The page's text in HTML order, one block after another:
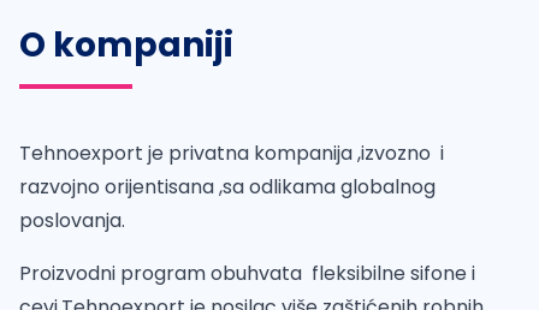
O kompaniji
Tehnoexport je privatna kompanija ,izvozno i
razvojno orijentisana ,sa odlikama globalnog
poslovanja.
Proizvodni program obuhvata fleksibilne sifone i